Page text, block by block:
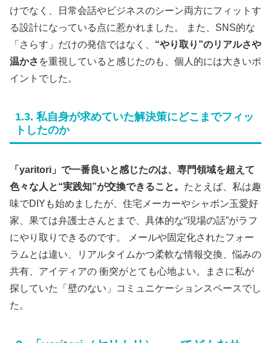
けでなく、日常会話やビジネスのシーン両方にフィットす
る設計になっている点に惹かれました。 また、SNS的な
「さらす」だけの発信ではなく、 “やり取り”のリアルさや
温かさ を重視していると感じたのも、個人的には大きいポ
イントでした。
1.3. 私自身が求めていた解決策にどこまでフィッ
トしたのか
「yaritori」で一番良いと感じたのは、専門領域を超えて
色々な人と“実践知”が交換できること。 たとえば、私は趣
味でDIYも始めましたが、住宅メーカーやシャボン玉愛好
家、果ては弁護士さんとまで、具体的な“現場の話”がラフ
にやり取りできるのです。 メールや固定化されたフォー
ラムとは違い、リアルタイムかつ柔軟な情報交換、悩みの
共有、アイディアの 衝突がとても心地よい。まさに私が
探していた「壁のない」コミュニケーションスペースでし
た。